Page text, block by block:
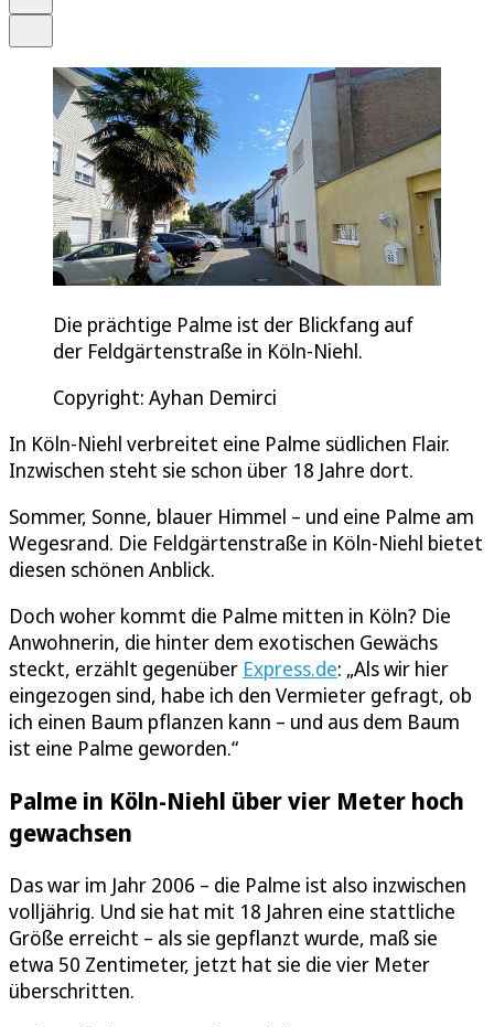
Die prächtige Palme ist der Blickfang auf
der Feldgärtenstraße in Köln-Niehl.
Copyright: Ayhan Demirci
In Köln-Niehl verbreitet eine Palme südlichen Flair.
Inzwischen steht sie schon über 18 Jahre dort.
Sommer, Sonne, blauer Himmel – und eine Palme am
Wegesrand. Die Feldgärtenstraße in Köln-Niehl bietet
diesen schönen Anblick.
Doch woher kommt die Palme mitten in Köln? Die
Anwohnerin, die hinter dem exotischen Gewächs
steckt, erzählt gegenüber Express.de: „Als wir hier
eingezogen sind, habe ich den Vermieter gefragt, ob
ich einen Baum pflanzen kann – und aus dem Baum
ist eine Palme geworden.“
Palme in Köln-Niehl über vier Meter hoch
gewachsen
Das war im Jahr 2006 – die Palme ist also inzwischen
volljährig. Und sie hat mit 18 Jahren eine stattliche
Größe erreicht – als sie gepflanzt wurde, maß sie
etwa 50 Zentimeter, jetzt hat sie die vier Meter
überschritten.